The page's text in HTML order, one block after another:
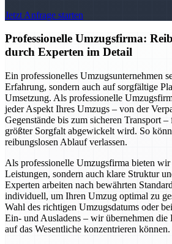
Jetzt Anfrage starten
Professionelle Umzugsfirma:
durch Experten im Detail
Ein professionelles Umzugsunternehmen
Erfahrung, sondern auch auf sorgfältige
Umsetzung. Als professionelle
jeder Aspekt Ihres Umzugs – von der
Gegenstände bis zum sicheren Transport
größter Sorgfalt abgewickelt wird. So
reibungslosen Ablauf verlassen.
Als professionelle Umzugsfirma bieten wir
Leistungen, sondern auch klare Struktur
Experten arbeiten nach bewährten
individuell, um Ihren Umzug optimal zu
Wahl des richtigen Umzugsdatums oder
Ein- und Ausladens – wir übernehmen die
auf das Wesentliche konzentrieren können.